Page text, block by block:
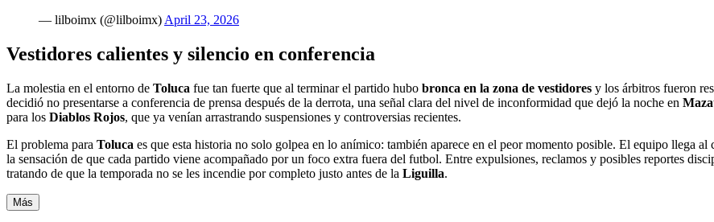
— lilboimx (@lilboimx) April 23, 2026
Vestidores calientes y silencio en conferencia
La molestia en el entorno de Toluca fue tan fuerte que al terminar el partido hubo bronca en la zona de vestidores y los árbitros fueron
decidió no presentarse a conferencia de prensa después de la derrota, una señal clara del nivel de inconformidad que dejó la noche en
para los Diablos Rojos, que ya venían arrastrando suspensiones y controversias recientes.
El problema para Toluca es que esta historia no solo golpea en lo anímico: también aparece en el peor momento posible. El equipo llega al
la sensación de que cada partido viene acompañado por un foco extra fuera del futbol. Entre expulsiones, reclamos y posibles reportes
tratando de que la temporada no se les incendie por completo justo antes de la Liguilla.
Más